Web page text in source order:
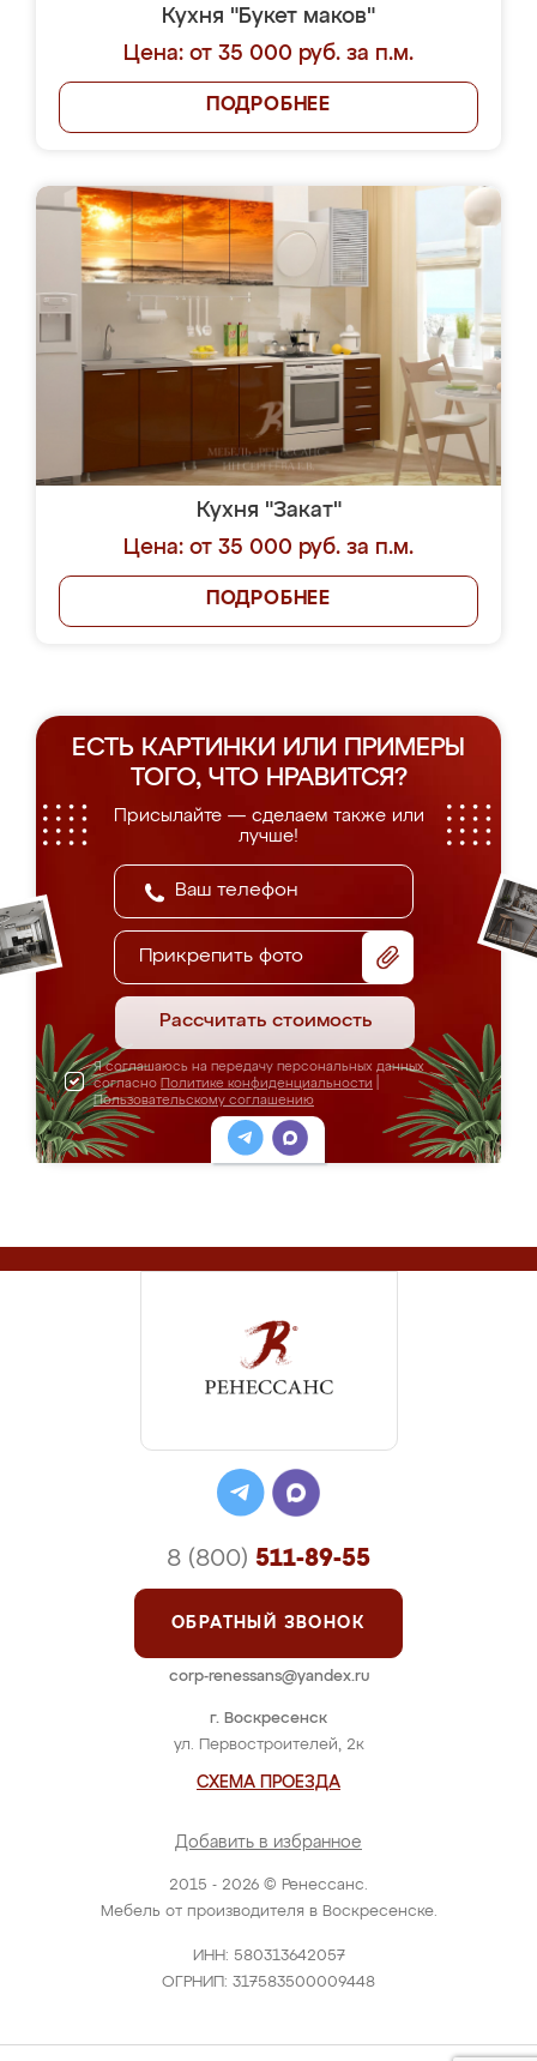
Кухня "Букет маков"
Цена: от 35 000 руб. за п.м.
ПОДРОБНЕЕ
Кухня "Закат"
Цена: от 35 000 руб. за п.м.
ПОДРОБНЕЕ
ЕСТЬ КАРТИНКИ ИЛИ ПРИМЕРЫ
ТОГО, ЧТО НРАВИТСЯ?
Присылайте — сделаем также или
лучше!
Прикрепить фото
Рассчитать стоимость
Я соглашаюсь на передачу персональных данных
согласно Политике конфиденциальности
Пользовательскому соглашению
2015 - 2026 © Ренессанс.
Мебель от производителя в Воскресенске.
ИНН: 580313642057
ОГРНИП: 317583500009448
г. Воскресенск
ул. Первостроителей, 2к
СХЕМА ПРОЕЗДА
Добавить в избранное
8 (800) 511-89-55
ОБРАТНЫЙ ЗВОНОК
corp-renessans@yandex.ru